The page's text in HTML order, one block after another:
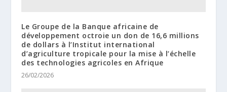
Le Groupe de la Banque africaine de
développement octroie un don de 16,6 millions
de dollars à l’Institut international
d’agriculture tropicale pour la mise à l’échelle
des technologies agricoles en Afrique
26/02/2026